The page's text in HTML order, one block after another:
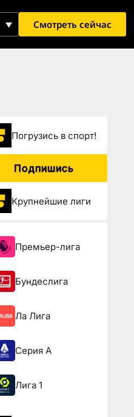
Смотреть сейчас
Погрузиcь в спорт!
Подпишись
Крупнейшие лиги
Премьер-лига
Бундеслига
Ла Лига
Серия А
Лига 1